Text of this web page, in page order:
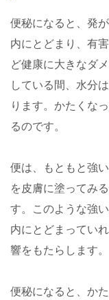
便秘になると、発
内にとどまり、有
ど健康に大きなダ
している間、水分
ります。かたくな
るのです。
便は、もともと強
を皮膚に塗ってみ
す。このような強
内にとどまってい
響をもたらします。
便秘になると、か